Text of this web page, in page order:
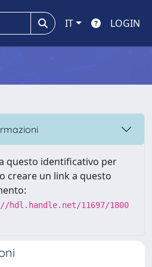
IT LOGIN
questo identificativo per
creare un link a questo
hdl.handle.net/11697/1800